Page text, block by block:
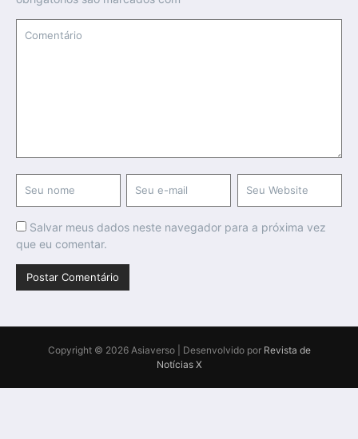
Salvar meus dados neste navegador para a próxima vez
que eu comentar.
Copyright © 2026 Asiaverso | Desenvolvido por Revista de
Notícias X